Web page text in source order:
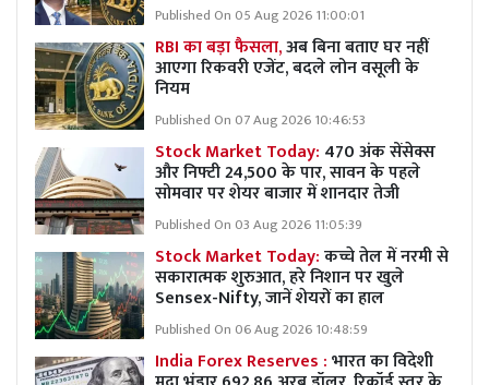
Published On 05 Aug 2026 11:00:01
RBI का बड़ा फैसला,अब बिना बताए घर नहीं
आएगा रिकवरी एजेंट, बदले लोन वसूली के
नियम
Published On 07 Aug 2026 10:46:53
Stock Market Today: 470 अंक सेंसेक्स
और निफ्टी 24,500 के पार, सावन के पहले
सोमवार पर शेयर बाजार में शानदार तेजी
Published On 03 Aug 2026 11:05:39
Stock Market Today:कच्चे तेल में नरमी से
सकारात्मक शुरुआत, हरे निशान पर खुले
Sensex-Nifty, जानें शेयरों का हाल
Published On 06 Aug 2026 10:48:59
India Forex Reserves :भारत का विदेशी